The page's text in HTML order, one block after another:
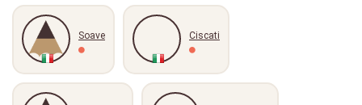
Soave Ciscati